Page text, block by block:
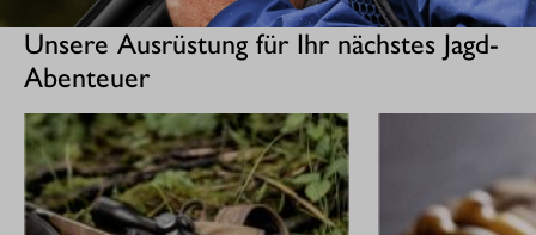
Unsere Ausrüstung für Ihr nächstes Jagd-
Abenteuer